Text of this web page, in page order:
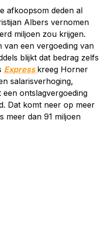
afkoopsom deden al
Albers vernomen
miljoen zou krijgen.
van een vergoeding van
blijkt dat bedrag zelfs
Express kreeg Horner
salarisverhoging,
ontslagvergoeding
Dat komt neer op meer
meer dan 91 miljoen